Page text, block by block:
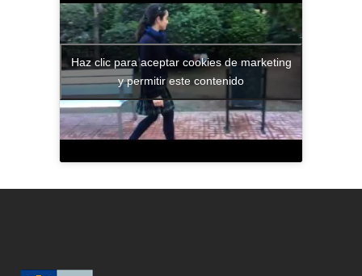
Haz clic para aceptar cookies de marketing
y permitir este contenido